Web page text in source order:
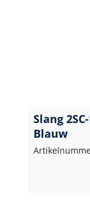
Slang
Blauw